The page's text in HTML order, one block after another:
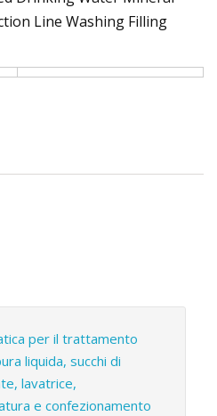
per il trattamento
liquida, succhi di
lavatrice,
e confezionamento